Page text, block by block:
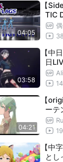
04:05
【
TIC
e
03:58
【中
日
04:21
【
ーテ
【中
とし